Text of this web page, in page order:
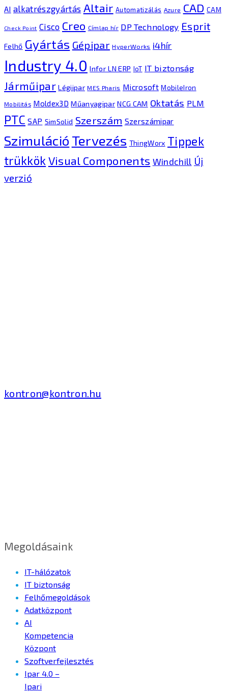
AI alkatrészgyártás Altair Automatizálás Azure CAD CAM
Check Point Cisco Creo Címlap hír DP Technology Esprit
Felhő Gyártás Gépipar HyperWorks i4hír
Industry 4.0 Infor LN ERP IoT IT biztonság
Járműipar Légiipar MES Pharis Microsoft MobileIron
Mobilitás Moldex3D Műanyagipar NCG CAM Oktatás PLM
PTC SAP SimSolid Szerszám Szerszámipar
Szimuláció Tervezés ThingWorx Tippek
trükkök Visual Components Windchill Új
verzió
kontron@kontron.hu
Megoldásaink
IT-hálózatok
IT biztonság
Felhőmegoldások
Adatközpont
AI
Kompetencia
Központ
Szoftverfejlesztés
Ipar 4.0 –
Ipari